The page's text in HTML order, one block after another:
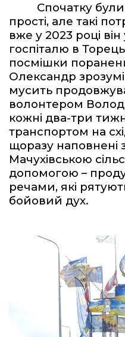
Спочатку були
прості, але такі
вже у 2023 році
госпіталю в
посмішки
Олександр
мусить
волонтером
кожні два-три
транспортом на
щоразу наповнені
Мачухівською
допомогою –
речами, які
бойовий дух.